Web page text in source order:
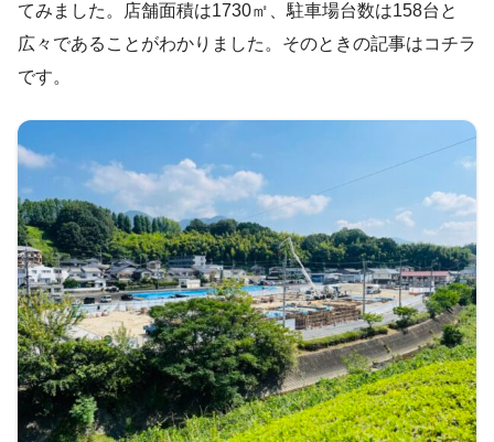
てみました。店舗面積は1730㎡、駐車場台数は158台と
広々であることがわかりました。そのときの記事はコチラ
です。